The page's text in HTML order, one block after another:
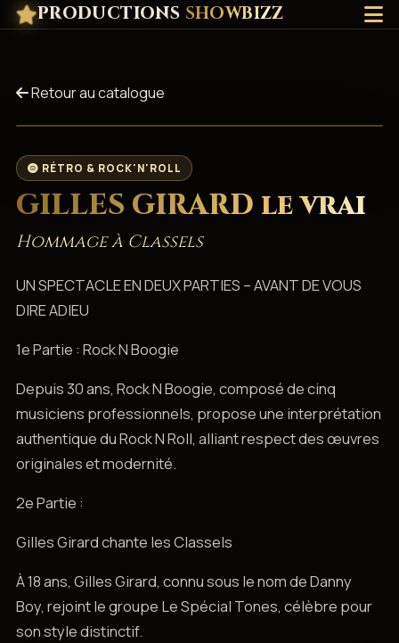
PRODUCTIONS SHOWBIZZ
Retour au catalogue
RÉTRO & ROCK'N'ROLL
GILLES GIRARD le vrai
Hommage à Classels
UN SPECTACLE EN DEUX PARTIES – AVANT DE VOUS
DIRE ADIEU
1e Partie : Rock N Boogie
Depuis 30 ans, Rock N Boogie, composé de cinq
musiciens professionnels, propose une interprétation
authentique du Rock N Roll, alliant respect des œuvres
originales et modernité.
2e Partie :
Gilles Girard chante les Classels
À 18 ans, Gilles Girard, connu sous le nom de Danny
Boy, rejoint le groupe Le Spécial Tones, célèbre pour
son style distinctif.